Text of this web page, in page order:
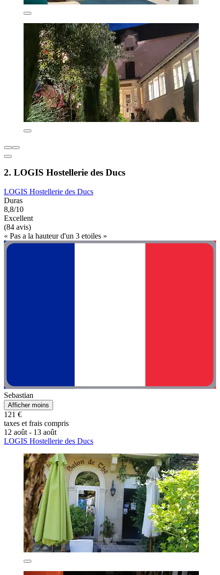
2. LOGIS Hostellerie des Ducs
LOGIS Hostellerie des Ducs
Duras
8,8/10
Excellent
(84 avis)
« Pas a la hauteur d'un 3 etoiles »
Sebastian
Afficher moins
121 €
taxes et frais compris
12 août - 13 août
LOGIS Hostellerie des Ducs